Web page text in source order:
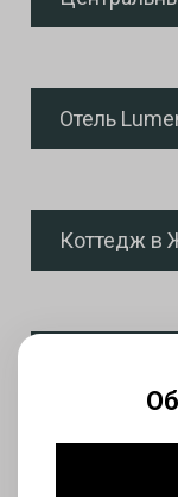
Отель
Коттедж в
Магазин